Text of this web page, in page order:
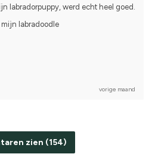
labradorpuppy, werd echt heel goed.
labradoodle
vorige maand
zien (154)